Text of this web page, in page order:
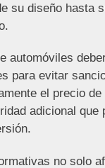
su diseño hasta
automóviles
para evitar
el precio
adicional que
no solo